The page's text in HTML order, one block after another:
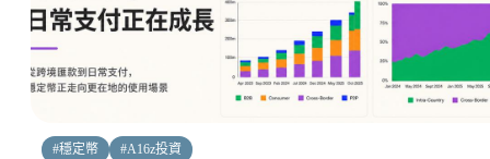
#穩定幣 #A16z投資